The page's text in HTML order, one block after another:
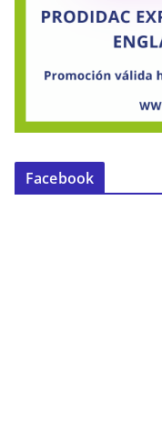
Facebook